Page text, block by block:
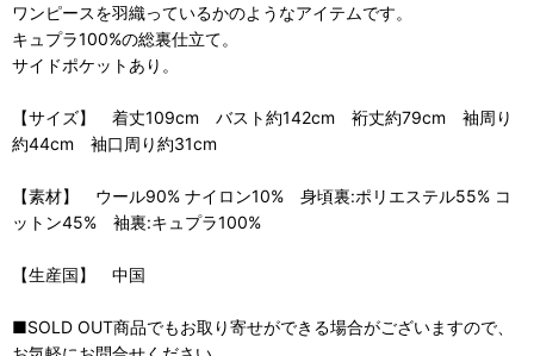
ワンピースを羽織っているかのようなアイテムです。
キュプラ100%の総裏仕立て。
サイドポケットあり。
【サイズ】 着丈109cm バスト約142cm 裄丈約79cm 袖周り
約44cm 袖口周り約31cm
【素材】 ウール90% ナイロン10% 身頃裏:ポリエステル55% コ
ットン45% 袖裏:キュプラ100%
【生産国】 中国
■SOLD OUT商品でもお取り寄せができる場合がございますので、